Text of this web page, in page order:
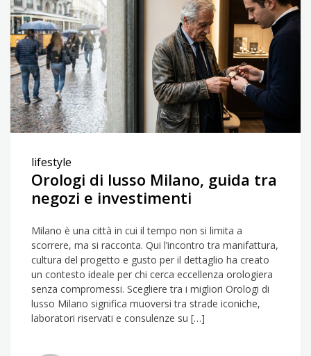
lifestyle
Orologi di lusso Milano, guida tra
negozi e investimenti
Milano è una città in cui il tempo non si limita a
scorrere, ma si racconta. Qui l’incontro tra manifattura,
cultura del progetto e gusto per il dettaglio ha creato
un contesto ideale per chi cerca eccellenza orologiera
senza compromessi. Scegliere tra i migliori Orologi di
lusso Milano significa muoversi tra strade iconiche,
laboratori riservati e consulenze su […]